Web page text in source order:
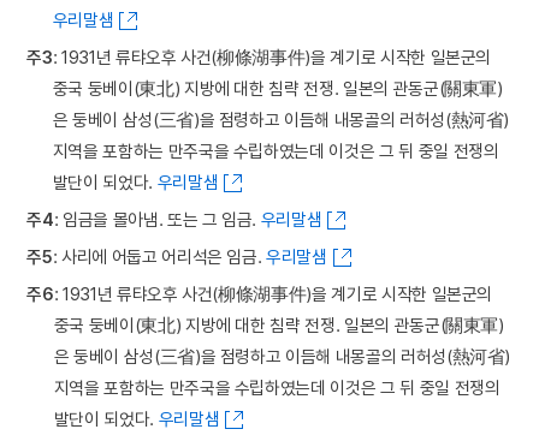
우리말샘
주3: 1931년 류탸오후 사건(柳條湖事件)을 계기로 시작한 일본군의
중국 둥베이(東北) 지방에 대한 침략 전쟁. 일본의 관동군(關東軍)
은 둥베이 삼성(三省)을 점령하고 이듬해 내몽골의 러허성(熱河省)
지역을 포함하는 만주국을 수립하였는데 이것은 그 뒤 중일 전쟁의
발단이 되었다. 우리말샘
주4: 임금을 몰아냄. 또는 그 임금. 우리말샘
주5: 사리에 어둡고 어리석은 임금.우리말샘
주6: 1931년 류탸오후 사건(柳條湖事件)을 계기로 시작한 일본군의
중국 둥베이(東北) 지방에 대한 침략 전쟁. 일본의 관동군(關東軍)
은 둥베이 삼성(三省)을 점령하고 이듬해 내몽골의 러허성(熱河省)
지역을 포함하는 만주국을 수립하였는데 이것은 그 뒤 중일 전쟁의
발단이 되었다. 우리말샘